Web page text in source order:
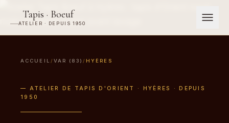
Tapis · Boeuf
ATELIER · DEPUIS 1950
ACCUEIL / VAR (83) / HYÈRES
— ATELIER DE TAPIS D'ORIENT · HYÈRES · DEPUIS
1950